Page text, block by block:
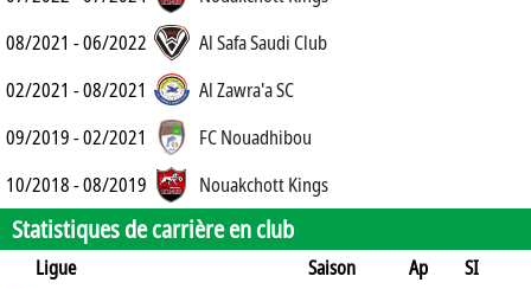
08/2021 - 06/2022
Al Safa Saudi Club
02/2021 - 08/2021
Al Zawra'a SC
09/2019 - 02/2021
FC Nouadhibou
10/2018 - 08/2019
Nouakchott Kings
Statistiques de carrière en club
Ligue Saison Ap
SI